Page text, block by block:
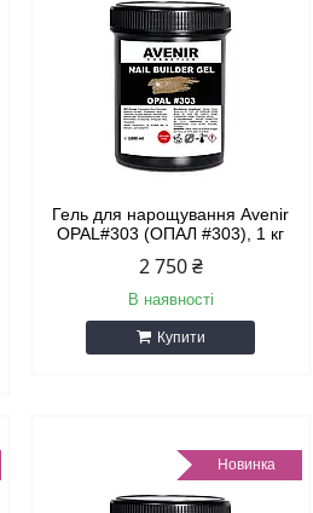
Гель для нарощування Avenir
OPAL#303 (ОПАЛ #303), 1 кг
2 750 ₴
В наявності
Купити
Новинка